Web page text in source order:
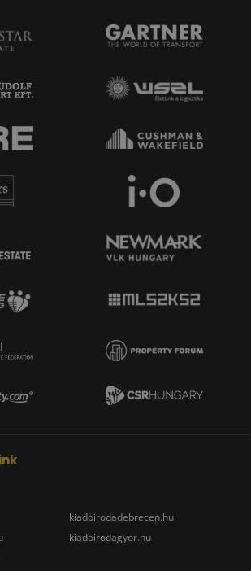
kiadoirodadebrecen.hu
kiadoirodagyor.hu